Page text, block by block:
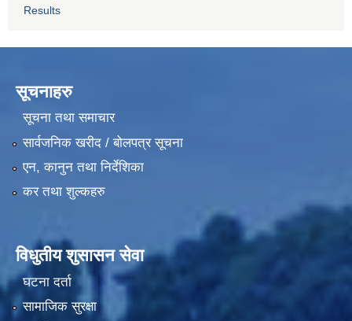
Results
सूचनाहरु
सूचना तथा समाचार
सार्वजनिक खरीद / बोलपत्र सूचना
एन, कानुन तथा निर्देशिका
कर तथा शुल्कहरु
विधुतीय शुसासन सेवा
घटना दर्ता
सामाजिक सुरक्षा